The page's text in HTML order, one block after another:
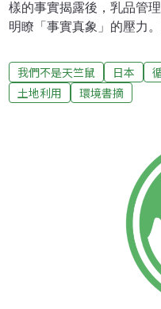
樣的事實揭露後，乳品管
明瞭「事實真象」的壓力
為「超高溫滅菌鮮奶」辯
「基本態度」事實上已肯
員認為UHT鮮奶所以會在
行。」國內民眾喝乳品的
也受習慣奶粉滋味的影響
到攝氏120度以上的超高
一般民眾習慣喝UHT的主
我們不是天竺鼠 日本
土地利用
環境書摘